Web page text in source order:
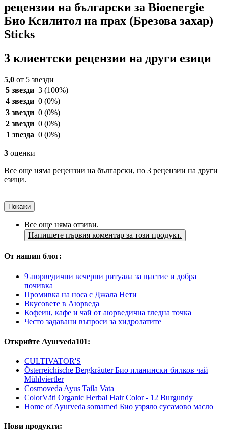
рецензии на български за Bioenergie
Био Ксилитол на прах (Брезова захар)
Sticks
3 клиентски рецензии на други езици
5,0 от 5 звезди
5 звезди 3 (100%)
4 звезди 0 (0%)
3 звезди 0 (0%)
2 звезди 0 (0%)
1 звезда 0 (0%)
3 оценки
Все още няма рецензии на български, но 3 рецензии на други
езици.
Покажи
Все още няма отзиви.
Напишете първия коментар за този продукт.
От нашия блог:
9 аюрведични вечерни ритуала за щастие и добра
почивка
Промивка на носа с Джала Нети
Вкусовете в Аюрведа
Кофеин, кафе и чай от аюрведична гледна точка
Често задавани въпроси за хидролатите
Открийте Ayurveda101:
CULTIVATOR'S
Österreichische Bergkräuter Био планински билков чай
Mühlviertler
Cosmoveda Ayus Taila Vata
ColorVãti Organic Herbal Hair Color - 12 Burgundy
Home of Ayurveda somamed Био узряло сусамово масло
Нови продукти: